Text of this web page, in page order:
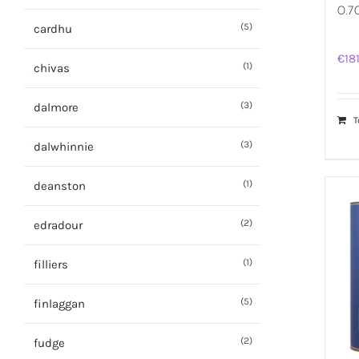
€
cardhu (5)
chivas (1)
dalmore (3)
dalwhinnie (3)
deanston (1)
edradour (2)
filliers (1)
finlaggan (5)
fudge (2)